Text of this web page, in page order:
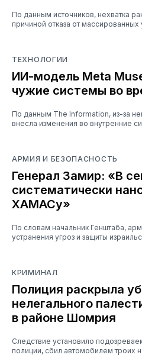
По данным источников, нехватка
причиной отказа от
ТЕХНОЛОГИИ
ИИ-модель Meta
чужие системы во
По данным The Information, из-за
внесла изменения во внутренние
АРМИЯ И БЕЗОПАСНОСТЬ
Генерал Замир: «В
систематически
ХАМАСу»
По словам начальник Генштаба,
устранения угроз и защиты
КРИМИНАЛ
Полиция раскрыла
нелегального
в районе Шомрия
Следствие установило
полиции, сбил автомобилем троих